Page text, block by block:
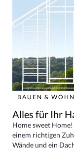
BAUEN &
Alles für Ihr
Home sweet
einem richtigen
Wände und ein